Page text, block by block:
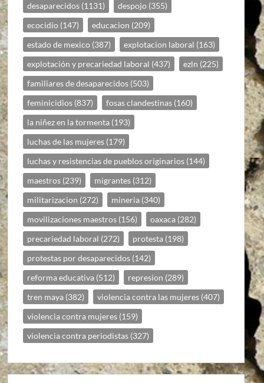
desaparecidos (1131) despojo (355)
ecocidio (147) educacion (209)
estado de mexico (387) explotacion laboral (163)
explotación y precariedad laboral (437) ezln (225)
familiares de desaparecidos (503)
feminicidios (837) fosas clandestinas (160)
la niñez en la tormenta (193)
luchas de las mujeres (179)
luchas y resistencias de pueblos originarios (144)
maestros (239) migrantes (312)
militarizacion (272) mineria (340)
movilizaciones maestros (156) oaxaca (282)
precariedad laboral (272) protesta (198)
protestas por desaparecidos (142)
reforma educativa (512) represion (289)
tren maya (382) violencia contra las mujeres (407)
violencia contra mujeres (159)
violencia contra periodistas (327)